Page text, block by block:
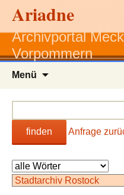
Ariadne
Archivportal
Vorpommern
Menü
finden Anfrage